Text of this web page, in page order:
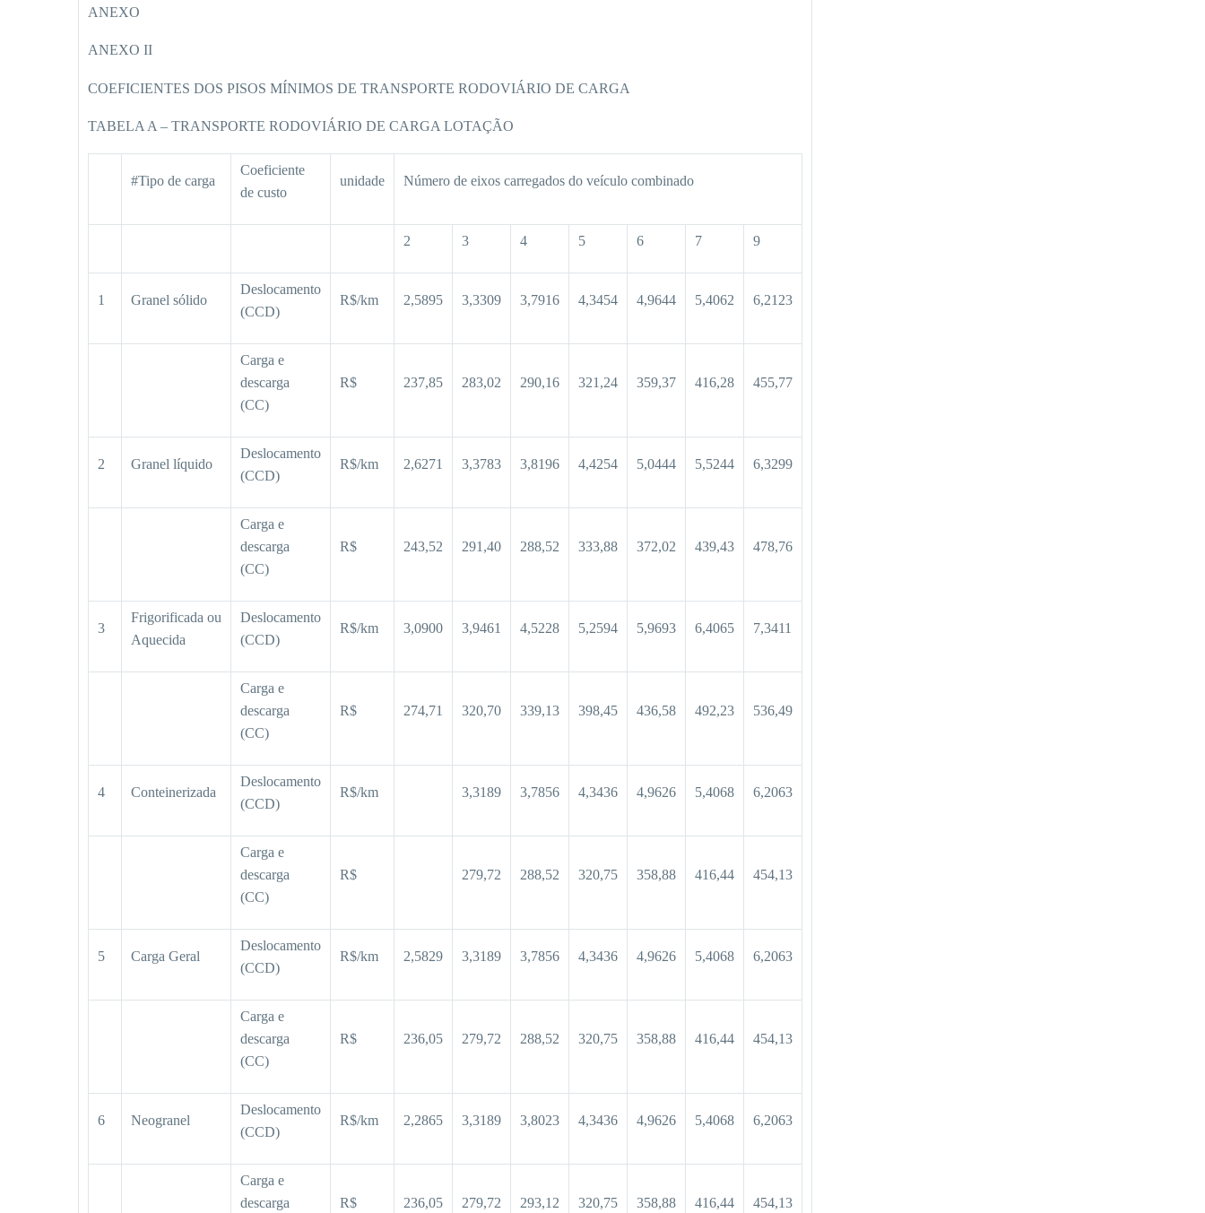
ANEXO
ANEXO II
COEFICIENTES DOS PISOS MÍNIMOS DE TRANSPORTE RODOVIÁRIO DE CARGA
TABELA A – TRANSPORTE RODOVIÁRIO DE CARGA LOTAÇÃO
#Tipo de carga
Coeficiente
de custo
unidade Número de eixos carregados do veículo combinado
2 3 4 5 6 7 9
1 Granel sólido
Deslocamento
(CCD)
R$/km 2,5895 3,3309 3,7916 4,3454 4,9644 5,4062 6,2123
Carga e
descarga
(CC)
R$ 237,85 283,02 290,16 321,24 359,37 416,28 455,77
2 Granel líquido
Deslocamento
(CCD)
R$/km 2,6271 3,3783 3,8196 4,4254 5,0444 5,5244 6,3299
Carga e
descarga
(CC)
R$ 243,52 291,40 288,52 333,88 372,02 439,43 478,76
3
Frigorificada ou
Aquecida
Deslocamento
(CCD)
R$/km 3,0900 3,9461 4,5228 5,2594 5,9693 6,4065 7,3411
Carga e
descarga
(CC)
R$ 274,71 320,70 339,13 398,45 436,58 492,23 536,49
4 Conteinerizada
Deslocamento
(CCD)
R$/km 3,3189 3,7856 4,3436 4,9626 5,4068 6,2063
Carga e
descarga
(CC)
R$ 279,72 288,52 320,75 358,88 416,44 454,13
5 Carga Geral
Deslocamento
(CCD)
R$/km 2,5829 3,3189 3,7856 4,3436 4,9626 5,4068 6,2063
Carga e
descarga
(CC)
R$ 236,05 279,72 288,52 320,75 358,88 416,44 454,13
6 Neogranel
Deslocamento
(CCD)
R$/km 2,2865 3,3189 3,8023 4,3436 4,9626 5,4068 6,2063
Carga e
descarga
R$ 236,05 279,72 293,12 320,75 358,88 416,44 454,13